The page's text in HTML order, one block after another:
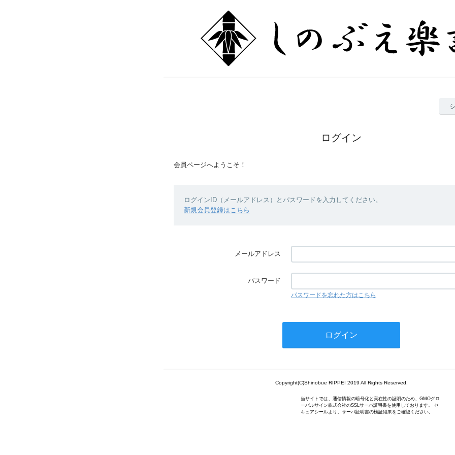
ログイン
会員ページへようこそ！
ログインID（メールアドレス）とパスワードを入力してください。
新規会員登録はこちら
メールアドレス
パスワード
パスワードを忘れた方はこちら
Copyright(C)Shinobue RIPPEI 2019 All Rights Reserved.
当サイトでは、通信情報の暗号化と実在性の証明のため、GMOグロ
ーバルサイン株式会社のSSLサーバ証明書を使用しております。 セ
キュアシールより、サーバ証明書の検証結果をご確認ください。